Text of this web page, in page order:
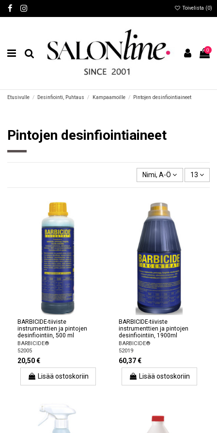
Toivelista (0)
0
Etusivulle Desinfiointi, Puhtaus Kampaamoille Pintojen desinfiointiaineet
Pintojen desinfiointiaineet
Nimi, A-Ö 13
BARBICIDE-tiiviste
instrumenttien ja pintojen
desinfiointiin, 500 ml
BARBICIDE®
52005
20,50 €
Lisää ostoskoriin
BARBICIDE-tiiviste
instrumenttien ja pintojen
desinfiointiin, 1900ml
BARBICIDE®
52019
60,37 €
Lisää ostoskoriin